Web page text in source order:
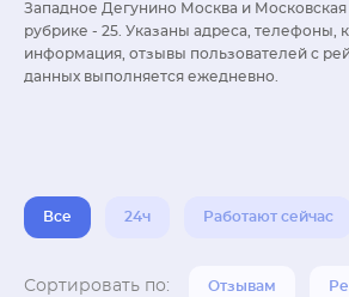
Западное Дегунино Москва и
рубрике - 25. Указаны адреса, телефоны,
информация, отзывы пользователей с
данных выполняется ежедневно.
Все 24ч Работают сейчас
Сортировать по: Отзывам